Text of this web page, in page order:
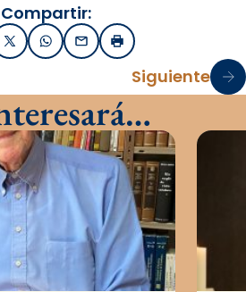
Compartir:
X / TwitterWhatsApp
EmailImprimir
Siguiente